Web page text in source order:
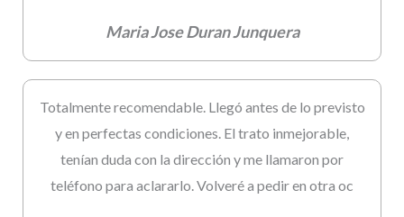
Maria Jose Duran Junquera
Totalmente recomendable. Llegó antes de lo previsto
y en perfectas condiciones. El trato inmejorable,
tenían duda con la dirección y me llamaron por
teléfono para aclararlo. Volveré a pedir en otra oc